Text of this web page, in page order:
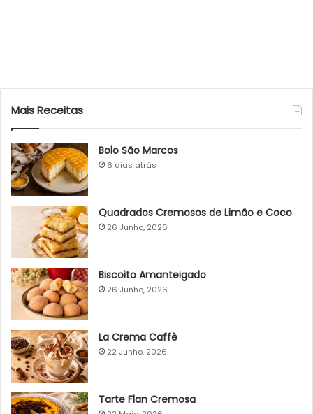
Mais Receitas
Bolo São Marcos
6 dias atrás
Quadrados Cremosos de Limão e Coco
26 Junho, 2026
Biscoito Amanteigado
26 Junho, 2026
La Crema Caffè
22 Junho, 2026
Tarte Flan Cremosa